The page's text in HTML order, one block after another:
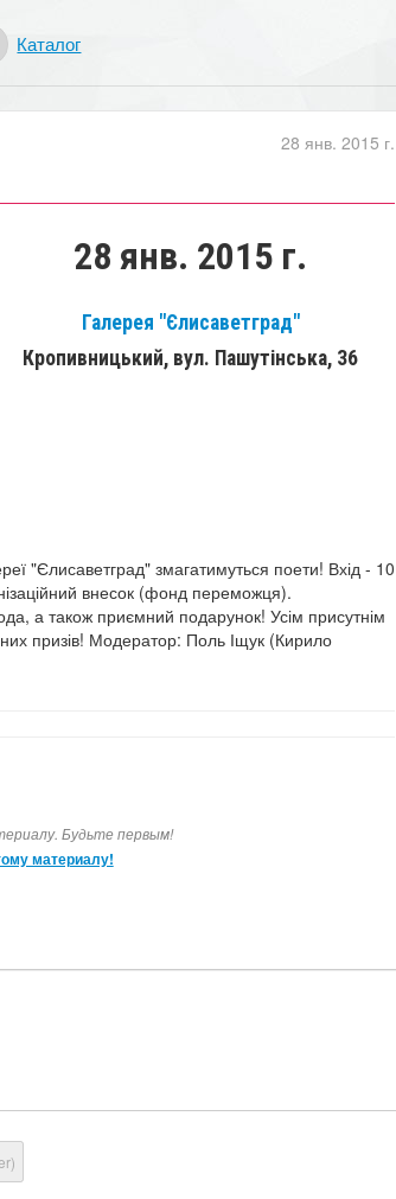
Каталог
28 янв. 2015 г.
28 янв. 2015 г.
Галерея "Єлисаветград"
Кропивницький, вул. Пашутінська, 36
"Єлисаветград" змагатимуться поети! Вхід - 10
внесок (фонд переможця).
а також приємний подарунок! Усім присутнім
призів! Модератор: Поль Іщук (Кирило
Будьте первым!
материалу!